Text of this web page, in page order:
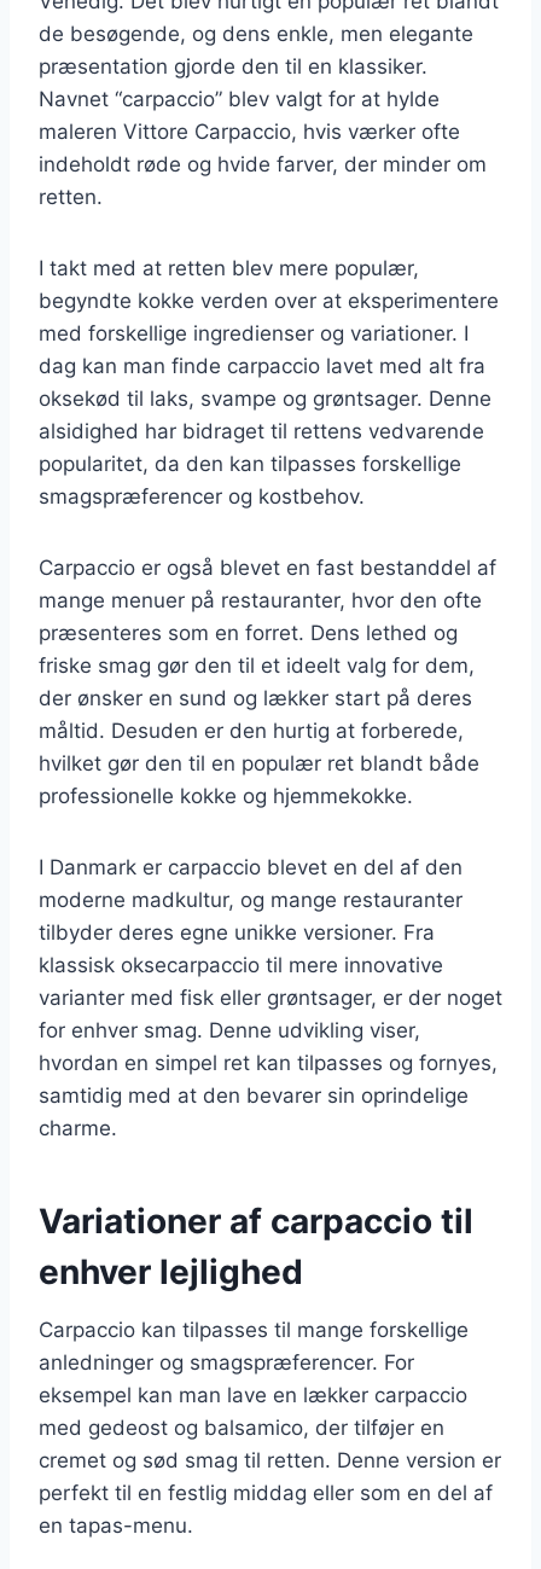
de besøgende, og dens enkle, men elegante
præsentation gjorde den til en klassiker.
Navnet “carpaccio” blev valgt for at hylde
maleren Vittore Carpaccio, hvis værker ofte
indeholdt røde og hvide farver, der minder om
retten.
I takt med at retten blev mere populær,
begyndte kokke verden over at eksperimentere
med forskellige ingredienser og variationer. I
dag kan man finde carpaccio lavet med alt fra
oksekød til laks, svampe og grøntsager. Denne
alsidighed har bidraget til rettens vedvarende
popularitet, da den kan tilpasses forskellige
smagspræferencer og kostbehov.
Carpaccio er også blevet en fast bestanddel af
mange menuer på restauranter, hvor den ofte
præsenteres som en forret. Dens lethed og
friske smag gør den til et ideelt valg for dem,
der ønsker en sund og lækker start på deres
måltid. Desuden er den hurtig at forberede,
hvilket gør den til en populær ret blandt både
professionelle kokke og hjemmekokke.
I Danmark er carpaccio blevet en del af den
moderne madkultur, og mange restauranter
tilbyder deres egne unikke versioner. Fra
klassisk oksecarpaccio til mere innovative
varianter med fisk eller grøntsager, er der noget
for enhver smag. Denne udvikling viser,
hvordan en simpel ret kan tilpasses og fornyes,
samtidig med at den bevarer sin oprindelige
charme.
Variationer af carpaccio til
enhver lejlighed
Carpaccio kan tilpasses til mange forskellige
anledninger og smagspræferencer. For
eksempel kan man lave en lækker carpaccio
med gedeost og balsamico, der tilføjer en
cremet og sød smag til retten. Denne version er
perfekt til en festlig middag eller som en del af
en tapas-menu.